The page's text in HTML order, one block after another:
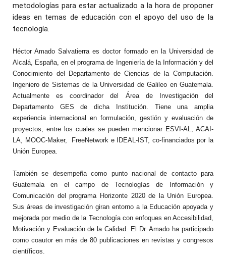
metodologías para estar actualizado a la hora de proponer
ideas en temas de educación con el apoyo del uso de la
tecnología.
Héctor Amado Salvatierra es doctor formado en la Universidad de
Alcalá, España, en el programa de Ingeniería de la Información y del
Conocimiento del Departamento de Ciencias de la Computación.
Ingeniero de Sistemas de la Universidad de Galileo en Guatemala.
Actualmente es coordinador del Área de Investigación del
Departamento GES de dicha Institución. Tiene una amplia
experiencia internacional en formulación, gestión y evaluación de
proyectos, entre los cuales se pueden mencionar ESVI-AL, ACAI-
LA, MOOC-Maker, FreeNetwork e IDEAL-IST, co-financiados por la
Unión Europea.
También se desempeña como punto nacional de contacto para
Guatemala en el campo de Tecnologías de Información y
Comunicación del programa Horizonte 2020 de la Unión Europea.
Sus áreas de investigación giran entorno a la Educación apoyada y
mejorada por medio de la Tecnología con enfoques en Accesibilidad,
Motivación y Evaluación de la Calidad. El Dr. Amado ha participado
como coautor en más de 80 publicaciones en revistas y congresos
científicos.